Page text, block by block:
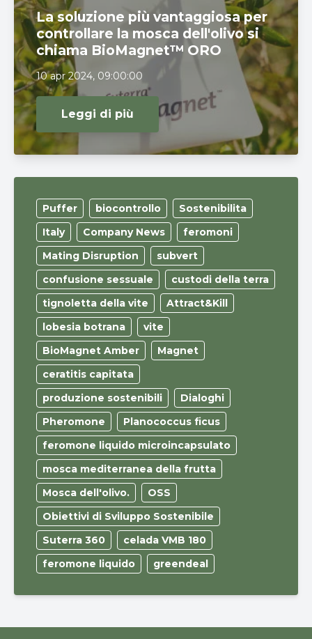
La soluzione più vantaggiosa per
controllare la mosca dell'olivo si
chiama BioMagnet™ ORO
10 apr 2024, 09:00:00
Leggi di più
Puffer biocontrollo
Sostenibilita
Italy
Company News
feromoni
Mating Disruption
subvert
confusione sessuale
custodi della terra
tignoletta della vite
Attract&Kill
lobesia botrana
vite
BioMagnet Amber
Magnet
ceratitis capitata
produzione sostenibili
Dialoghi
Pheromone
Planococcus ficus
feromone liquido microincapsulato
mosca mediterranea della frutta
Mosca dell'olivo.
OSS
Obiettivi di Sviluppo Sostenibile
Suterra 360
celada VMB 180
feromone liquido
greendeal